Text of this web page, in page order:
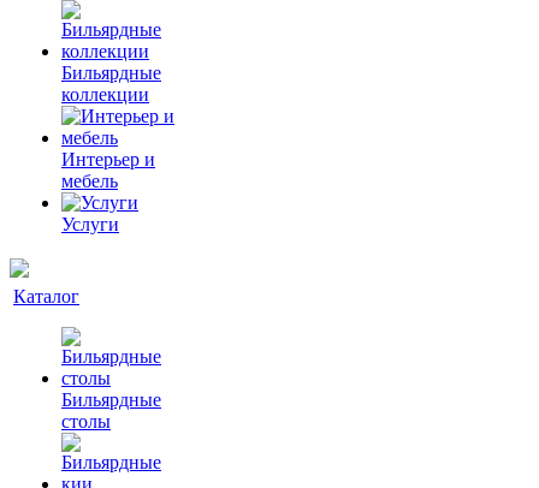
Бильярдные
коллекции
Интерьер и
мебель
Услуги
Каталог
Бильярдные
столы